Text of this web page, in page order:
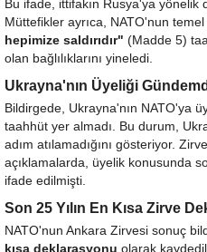
Bu ifade, ittifakın Rusya'ya yönelik
Müttefikler ayrıca, NATO'nun
hepimize saldırıdır" (Madde 5)
olan bağlılıklarını yineledi.
Ukrayna'nın Üyeliği
Bildirgede, Ukrayna'nın NATO'ya
taahhüt yer almadı. Bu durum,
adım atılamadığını gösteriyor.
açıklamalarda, üyelik konusunda
ifade edilmişti.
Son 25 Yılın En Kısa Zirve
NATO'nun Ankara Zirvesi sonuç
kısa deklarasyonu olarak